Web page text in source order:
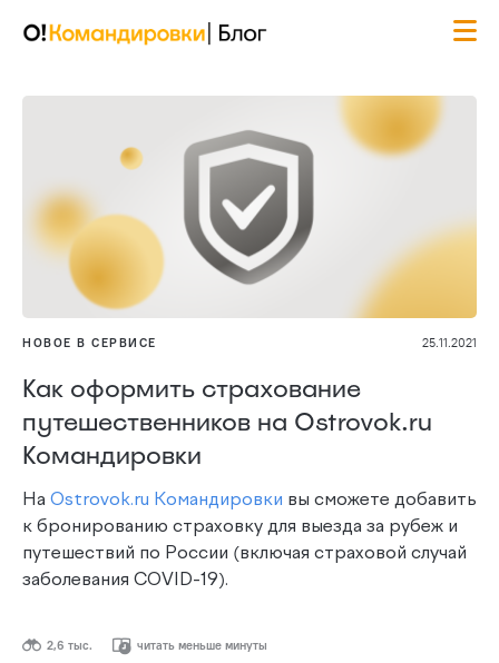
НОВОЕ В СЕРВИСЕ 25.11.2021
Как оформить страхование
путешественников на Ostrovok.ru
Командировки
На Ostrovok.ru Командировки вы сможете добавить
к бронированию страховку для выезда за рубеж и
путешествий по России (включая страховой случай
заболевания COVID-19).
2,6 тыс. читать меньше минуты